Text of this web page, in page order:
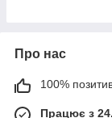
Про нас
100%
Працює з